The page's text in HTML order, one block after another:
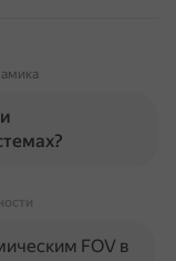
FOV в